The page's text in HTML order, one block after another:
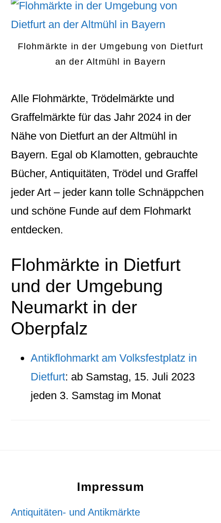
Flohmärkte in der Umgebung von Dietfurt
an der Altmühl in Bayern
Alle Flohmärkte, Trödelmärkte und
Graffelmärkte für das Jahr 2024 in der
Nähe von Dietfurt an der Altmühl in
Bayern. Egal ob Klamotten, gebrauchte
Bücher, Antiquitäten, Trödel und Graffel
jeder Art – jeder kann tolle Schnäppchen
und schöne Funde auf dem Flohmarkt
entdecken.
Flohmärkte in Dietfurt
und der Umgebung
Neumarkt in der
Oberpfalz
Antikflohmarkt am Volksfestplatz in
Dietfurt: ab Samstag, 15. Juli 2023
jeden 3. Samstag im Monat
Impressum
Antiquitäten- und Antikmärkte